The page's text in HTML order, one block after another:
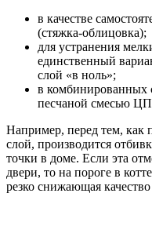
в качестве
(стяжка-облицовка);
для устранения
единственный
слой «в ноль»;
в комбинированных
песчаной смесью
Например, перед тем, как
слой, производится
точки в доме. Если эта
двери, то на пороге в
резко снижающая